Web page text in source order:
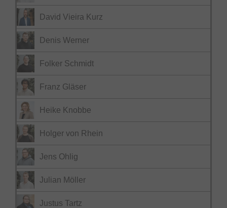
David Vieira Kurz
Denis Werner
Folker Schmidt
Franz Gläser
Heike Knobbe
Holger von Rhein
Jens Ohlig
Julian Möller
Justus Tartz